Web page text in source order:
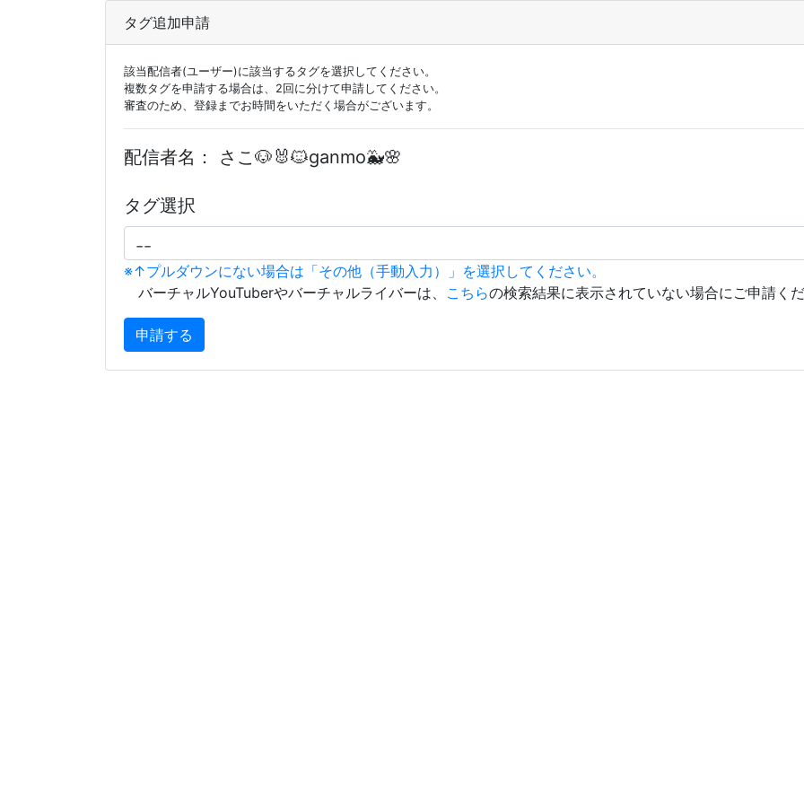
タグ追加申請
該当配信者(ユーザー)に該当するタグを選択してください。
複数タグを申請する場合は、2回に分けて申請してください。
審査のため、登録までお時間をいただく場合がございます。
配信者名： さこ🐶🐰🐱ganmo🐳🌸
タグ選択
※↑プルダウンにない場合は「その他（手動入力）」を選択してください。
バーチャルYouTuberやバーチャルライバーは、 こちらの検索結果に表示されていない場合にご申請く
申請する